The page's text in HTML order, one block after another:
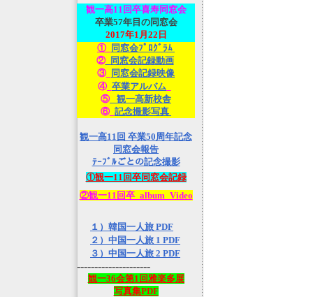
観一高11回卒喜寿同窓会
卒業57年目の同窓会
2017年1月22日
①_ 同窓会ﾌﾟﾛｸﾞﾗﾑ
②_同窓会記録動画
③_ 同窓会記録映像
④_ 卒業アルバム
⑤_観一高新校舎
⑥_ 記念撮影写真
観一高11回 卒業50周年記念
同窓会報告
ﾃｰﾌﾞﾙごとの記念撮影
①観一11回卒同窓会記録
②観一11回卒_album_Video
１）韓国一人旅 PDF
２）中国一人旅 1 PDF
３）中国一人旅 2 PDF
---------------------
観一36会第1回雅楽多展
写真集PDF